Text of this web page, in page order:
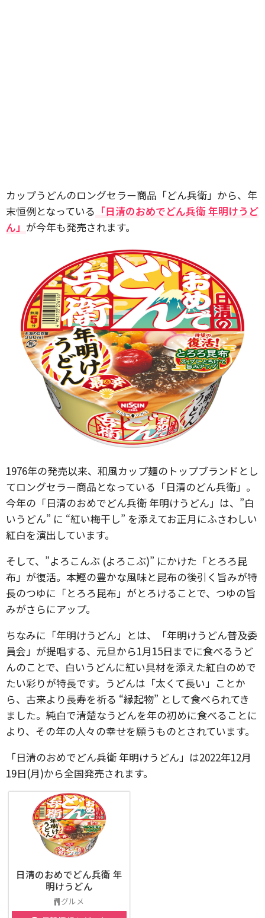
カップうどんのロングセラー商品「どん兵衛」から、年
末恒例となっている 「日清のおめでどん兵衛 年明けうど
ん」 が今年も発売されます。
1976年の発売以来、和風カップ麺のトップブランドとし
てロングセラー商品となっている「日清のどん兵衛」。
今年の「日清のおめでどん兵衛 年明けうどん」は、”白
いうどん” に “紅い梅干し” を添えてお正月にふさわしい
紅白を演出しています。
そして、”よろこんぶ (よろこぶ)” にかけた「とろろ昆
布」が復活。本鰹の豊かな風味と昆布の後引く旨みが特
長のつゆに「とろろ昆布」がとろけることで、つゆの旨
みがさらにアップ。
ちなみに「年明けうどん」とは、「年明けうどん普及委
員会」が提唱する、元旦から1月15日までに食べるうど
んのことで、白いうどんに紅い具材を添えた紅白のめで
たい彩りが特長です。うどんは「太くて長い」ことか
ら、古来より長寿を祈る “縁起物” として食べられてき
ました。純白で清楚なうどんを年の初めに食べることに
より、その年の人々の幸せを願うものとされています。
「日清のおめでどん兵衛 年明けうどん」は2022年12月
19日(月)から全国発売されます。
日清のおめでどん兵衛 年
明けうどん
グルメ